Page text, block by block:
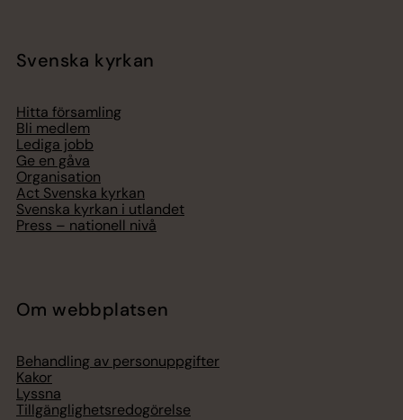
Svenska kyrkan
Hitta församling
Bli medlem
Lediga jobb
Ge en gåva
Organisation
Act Svenska kyrkan
Svenska kyrkan i utlandet
Press – nationell nivå
Om webbplatsen
Behandling av personuppgifter
Kakor
Lyssna
Tillgänglighetsredogörelse